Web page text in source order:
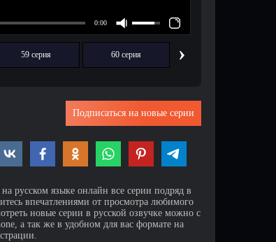
59 серия 60 серия ›
Подписаться на новые серии
русском языке онлайн все серии подряд в
впечатлениями от просмотра любимого
новые серии в русской озвучке можно с
а так же в удобном для вас формате на